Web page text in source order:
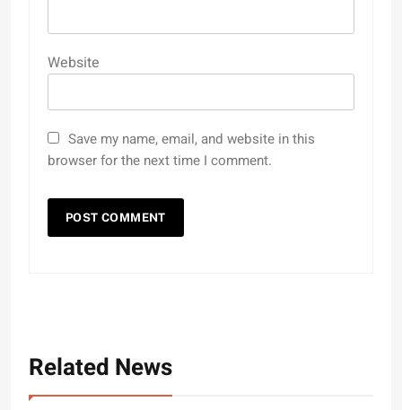
Website
Save my name, email, and website in this
browser for the next time I comment.
Related News